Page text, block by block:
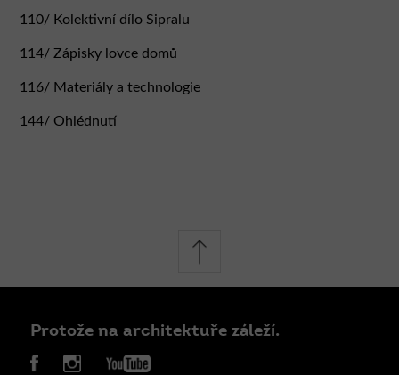
Martin Verner
110/ Kolektivní dílo Sipralu
114/ Zápisky lovce domů
116/ Materiály a technologie
144/ Ohlédnutí
Protože na architektuře záleží.